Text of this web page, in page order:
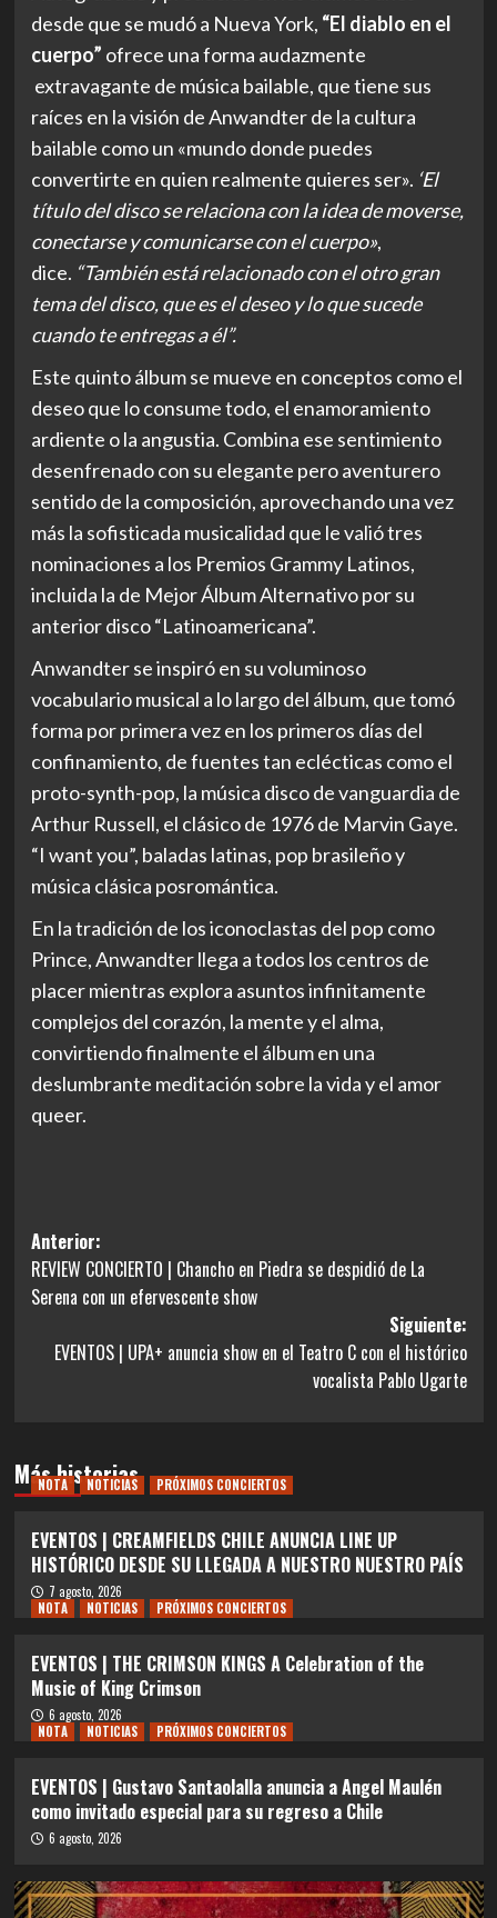
desde que se mudó a Nueva York, “El diablo en el
cuerpo” ofrece una forma audazmente
extravagante de música bailable, que tiene sus
raíces en la visión de Anwandter de la cultura
bailable como un «mundo donde puedes
convertirte en quien realmente quieres ser». ‘El
título del disco se relaciona con la idea de moverse,
conectarse y comunicarse con el cuerpo»,
dice. “También está relacionado con el otro gran
tema del disco, que es el deseo y lo que sucede
cuando te entregas a él”.
Este quinto álbum se mueve en conceptos como el
deseo que lo consume todo, el enamoramiento
ardiente o la angustia. Combina ese sentimiento
desenfrenado con su elegante pero aventurero
sentido de la composición, aprovechando una vez
más la sofisticada musicalidad que le valió tres
nominaciones a los Premios Grammy Latinos,
incluida la de Mejor Álbum Alternativo por su
anterior disco “Latinoamericana”.
Anwandter se inspiró en su voluminoso
vocabulario musical a lo largo del álbum, que tomó
forma por primera vez en los primeros días del
confinamiento, de fuentes tan eclécticas como el
proto-synth-pop, la música disco de vanguardia de
Arthur Russell, el clásico de 1976 de Marvin Gaye.
“I want you”, baladas latinas, pop brasileño y
música clásica posromántica.
En la tradición de los iconoclastas del pop como
Prince, Anwandter llega a todos los centros de
placer mientras explora asuntos infinitamente
complejos del corazón, la mente y el alma,
convirtiendo finalmente el álbum en una
deslumbrante meditación sobre la vida y el amor
queer.
Navegación
de
entradas
Anterior:
REVIEW CONCIERTO | Chancho en Piedra se despidió de La
Serena con un efervescente show
Siguiente:
EVENTOS | UPA+ anuncia show en el Teatro C con el histórico
vocalista Pablo Ugarte
Más historias
NOTA NOTICIAS PRÓXIMOS CONCIERTOS
EVENTOS | CREAMFIELDS CHILE ANUNCIA LINE UP
HISTÓRICO DESDE SU LLEGADA A NUESTRO NUESTRO PAÍS
7 agosto, 2026
NOTA
NOTICIAS PRÓXIMOS CONCIERTOS
EVENTOS | THE CRIMSON KINGS A Celebration of the
Music of King Crimson
6 agosto, 2026
NOTA
NOTICIAS PRÓXIMOS CONCIERTOS
EVENTOS | Gustavo Santaolalla anuncia a Angel Maulén
como invitado especial para su regreso a Chile
6 agosto, 2026